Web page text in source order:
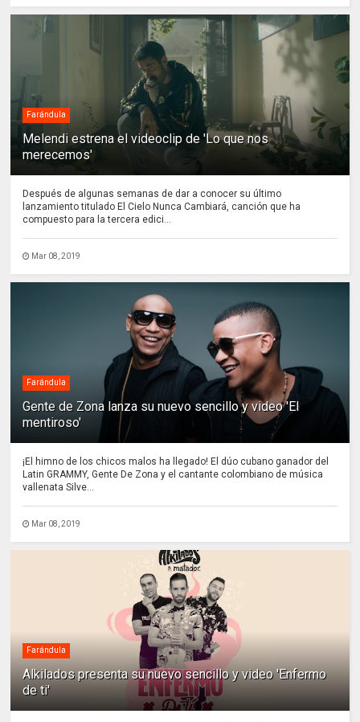
Farándula
Melendi estrena el videoclip de 'Lo que nos
merecemos'
Después de algunas semanas de dar a conocer su último
lanzamiento titulado El Cielo Nunca Cambiará, canción que ha
compuesto para la tercera edici...
Mar 08, 2019
Farándula
Gente de Zona lanza su nuevo sencillo y video 'El
mentiroso'
¡El himno de los chicos malos ha llegado! El dúo cubano ganador del
Latin GRAMMY, Gente De Zona y el cantante colombiano de música
vallenata Silve...
Mar 08, 2019
Farándula
Alkilados presenta su nuevo sencillo y video 'Enfermo
de ti'